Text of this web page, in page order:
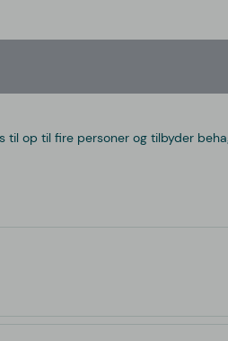
op til fire personer og tilbyder